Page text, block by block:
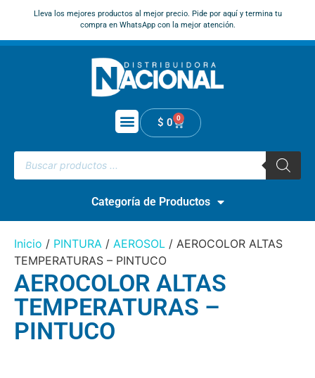
Lleva los mejores productos al mejor precio. Pide por aquí y termina tu
compra en WhatsApp con la mejor atención.
$ 0 0
Categoría de Productos
Inicio / PINTURA / AEROSOL / AEROCOLOR ALTAS
TEMPERATURAS – PINTUCO
AEROCOLOR ALTAS
TEMPERATURAS –
PINTUCO